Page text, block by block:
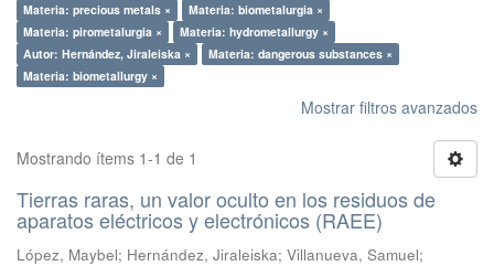
Materia: precious metals ×
Materia: biometalurgia ×
Materia: pirometalurgia ×
Materia: hydrometallurgy ×
Autor: Hernández, Jiraleiska ×
Materia: dangerous substances ×
Materia: biometallurgy ×
Mostrar filtros avanzados
Mostrando ítems 1-1 de 1
Tierras raras, un valor oculto en los residuos de
aparatos eléctricos y electrónicos (RAEE)
López, Maybel; Hernández, Jiraleiska; Villanueva, Samuel;